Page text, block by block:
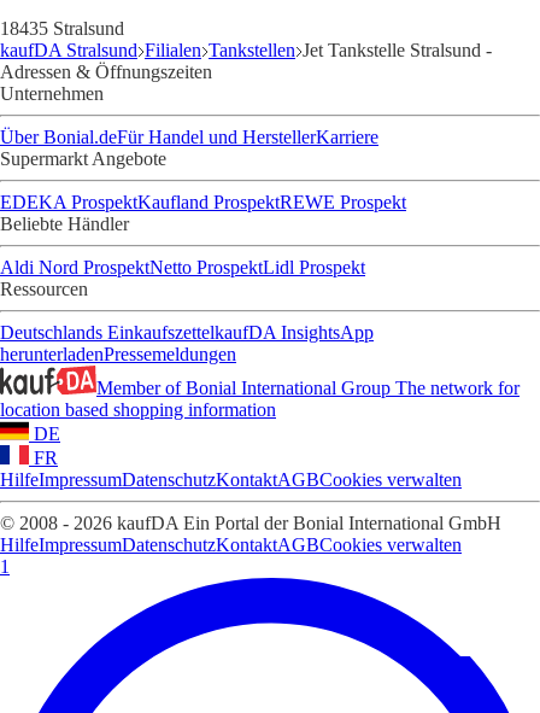
18435 Stralsund
kaufDA Stralsund Filialen Tankstellen Jet Tankstelle Stralsund -
Adressen & Öffnungszeiten
Unternehmen
Über Bonial.deFür Handel und HerstellerKarriere
Supermarkt Angebote
EDEKA ProspektKaufland ProspektREWE Prospekt
Beliebte Händler
Aldi Nord ProspektNetto ProspektLidl Prospekt
Ressourcen
Deutschlands EinkaufszettelkaufDA InsightsApp
herunterladenPressemeldungen
Member of Bonial International Group The network for
location based shopping information
DE
FR
HilfeImpressumDatenschutzKontaktAGBCookies verwalten
© 2008 - 2026 kaufDA Ein Portal der Bonial International GmbH
HilfeImpressumDatenschutzKontaktAGBCookies verwalten
1